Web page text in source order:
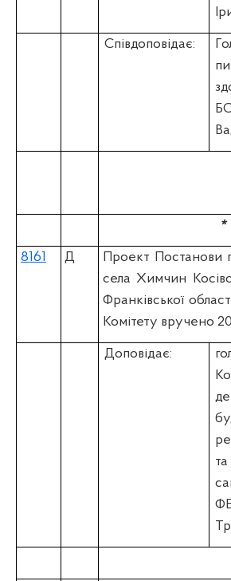
Співдоповідає:
*
8161 Д
Проект Постанови
села Химчин
Франківської
Комітету вручено
Доповідає: